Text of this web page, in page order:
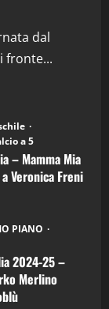
dal
fronte...
a 5
– Mamma Mia
Veronica Freni
PIANO
2024-25 –
Merlino
29^ Puntata
28^ Puntata
27^ Puntata